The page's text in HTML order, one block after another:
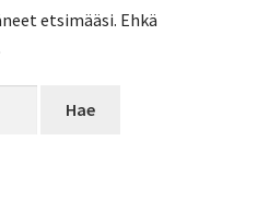
etsimääsi. Ehkä